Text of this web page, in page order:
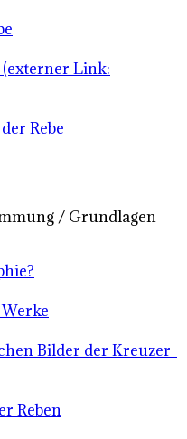
Link:
Rebe
/ Grundlagen
Bilder der Kreuzer-
Reben